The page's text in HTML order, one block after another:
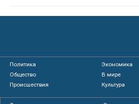
Политика
Экономика
Общество
В мире
Происшествия
Культура